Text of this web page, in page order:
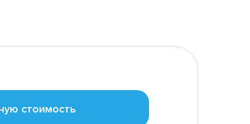
стоимость